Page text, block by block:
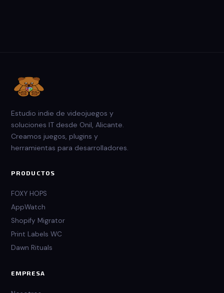
Estudio indie de videojuegos y
soluciones IT desde Onil, Alicante.
Creamos juegos, plugins y
herramientas para desarrolladores.
PRODUCTOS
FOXY HOPS
AppWatch
Shopify Migrator
Print Labels WC
Dawn Rituals
EMPRESA